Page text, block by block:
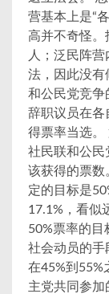
营基本上是“
高并不奇怪
人；泛民阵
法，因此没有
和公民党竞争
辞职议员在各
得票率当选。
社民联和公民
该获得的票数
定的目标是
17.1%，看似
50%票率的
社会动员的手
在45%到55%
主党共同参加